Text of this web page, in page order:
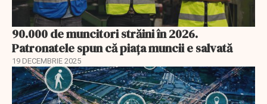
90.000 de muncitori străini în 2026.
Patronatele spun că piața muncii e salvată
19 DECEMBRIE 2025